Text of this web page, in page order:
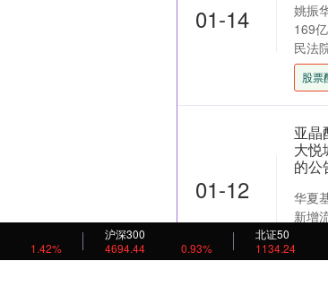
01-14
姚振
169
民法
股票
01-12
亚晶
大悦
的公
华夏
新增
基
亚晶
1.42%
沪深300
4694.44
0.93%
北证50
1134.24